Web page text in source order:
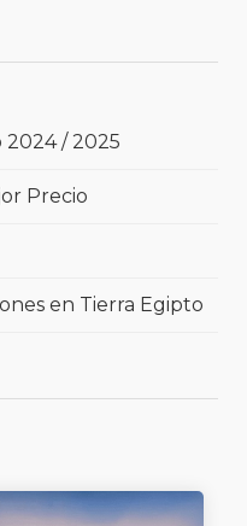
2024 / 2025
Precio
en Tierra Egipto